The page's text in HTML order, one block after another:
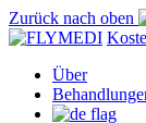
Zurück nach oben
Über